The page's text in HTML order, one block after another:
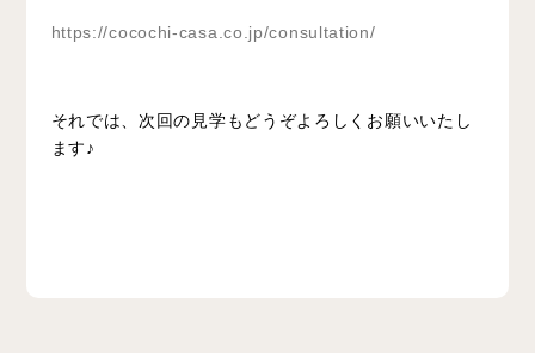
https://cocochi-casa.co.jp/consultation/
それでは、次回の見学もどうぞよろしくお願いいたし
ます♪